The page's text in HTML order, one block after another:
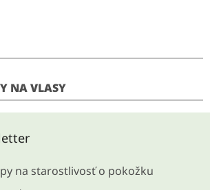
NA VLASY
na starostlivosť o pokožku